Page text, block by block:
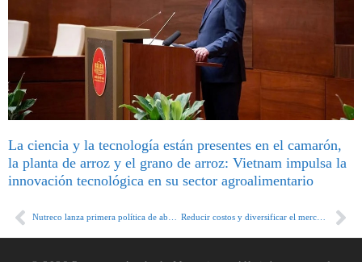
La ciencia y la tecnología están presentes en el camarón,
la planta de arroz y el grano de arroz: Vietnam impulsa la
innovación tecnológica en su sector agroalimentario
Reducir costos y diversificar el mercado: los retos para el sector acuícola de Ecuador en este 2021